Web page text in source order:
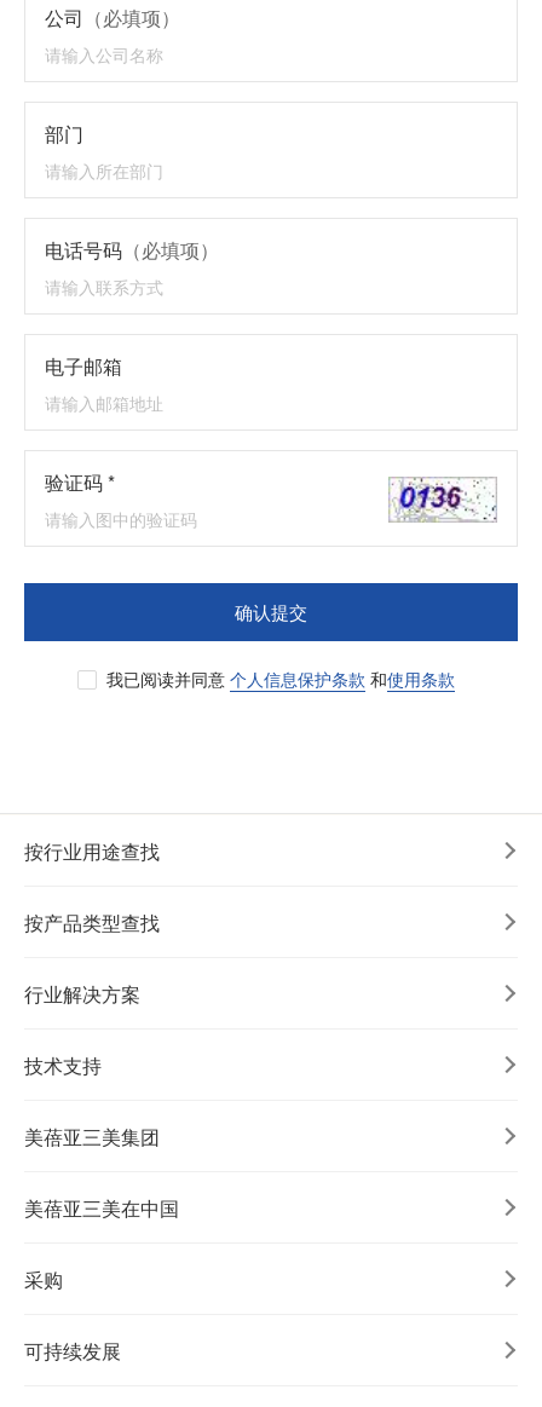
公司 （必填项）
部门
电话号码 （必填项）
电子邮箱
验证码 *
确认提交
我已阅读并同意 个人信息保护条款 和使用条款
按行业用途查找
按产品类型查找
行业解决方案
技术支持
美蓓亚三美集团
美蓓亚三美在中国
采购
可持续发展